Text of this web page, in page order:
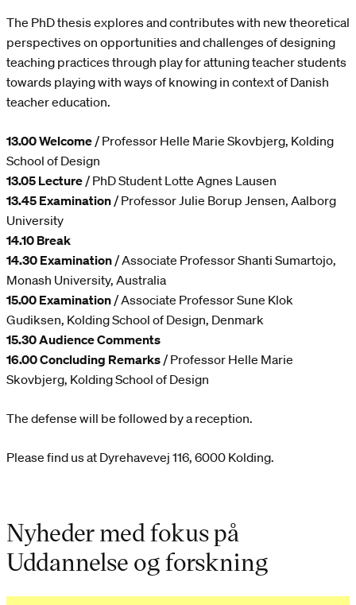
The PhD thesis explores and contributes with new theoretical
perspectives on opportunities and challenges of designing
teaching practices through play for attuning teacher students
towards playing with ways of knowing in context of Danish
teacher education.
13.00 Welcome / Professor Helle Marie Skovbjerg, Kolding
School of Design
13.05 Lecture / PhD Student Lotte Agnes Lausen
13.45 Examination / Professor Julie Borup Jensen, Aalborg
University
14.10 Break
14.30 Examination / Associate Professor Shanti Sumartojo,
Monash University, Australia
15.00 Examination / Associate Professor Sune Klok
Gudiksen, Kolding School of Design, Denmark
15.30 Audience Comments
16.00 Concluding Remarks / Professor Helle Marie
Skovbjerg, Kolding School of Design
The defense will be followed by a reception.
Please find us at Dyrehavevej 116, 6000 Kolding.
Nyheder med fokus på
Uddannelse og forskning